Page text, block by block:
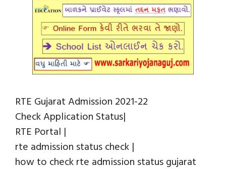
RTE Gujarat Admission 2021-22
Check Application Status|
RTE Portal |
rte admission status check |
how to check rte admission status gujarat